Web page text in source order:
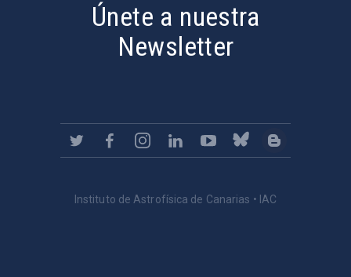
Únete a nuestra
Newsletter
Instituto de Astrofísica de Canarias • IAC